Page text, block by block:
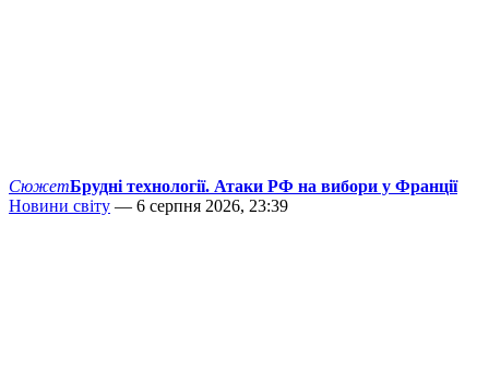
СюжетБрудні технології. Атаки РФ на вибори у Франції
Новини світу — 6 серпня 2026, 23:39